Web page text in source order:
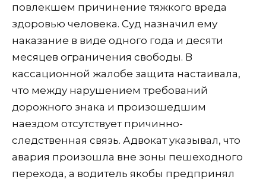
повлекшем причинение тяжкого вреда
здоровью человека. Суд назначил ему
наказание в виде одного года и десяти
месяцев ограничения свободы. В
кассационной жалобе защита настаивала,
что между нарушением требований
дорожного знака и произошедшим
наездом отсутствует причинно-
следственная связь. Адвокат указывал, что
авария произошла вне зоны пешеходного
перехода, а водитель якобы предпринял